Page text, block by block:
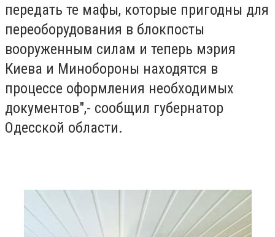
передать те мафы, которые пригодны для
переоборудования в блокпосты
вооруженным силам и теперь мэрия
Киева и Минобороны находятся в
процессе оформления необходимых
документов",- сообщил губернатор
Одесской области.